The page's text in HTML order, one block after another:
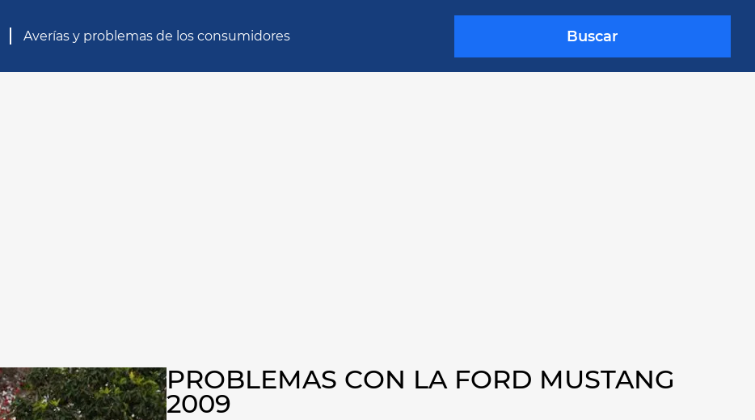
Averías y problemas de los consumidores Buscar
PROBLEMAS CON LA FORD MUSTANG
2009